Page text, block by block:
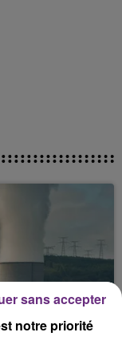
notre priorité
sans accepter